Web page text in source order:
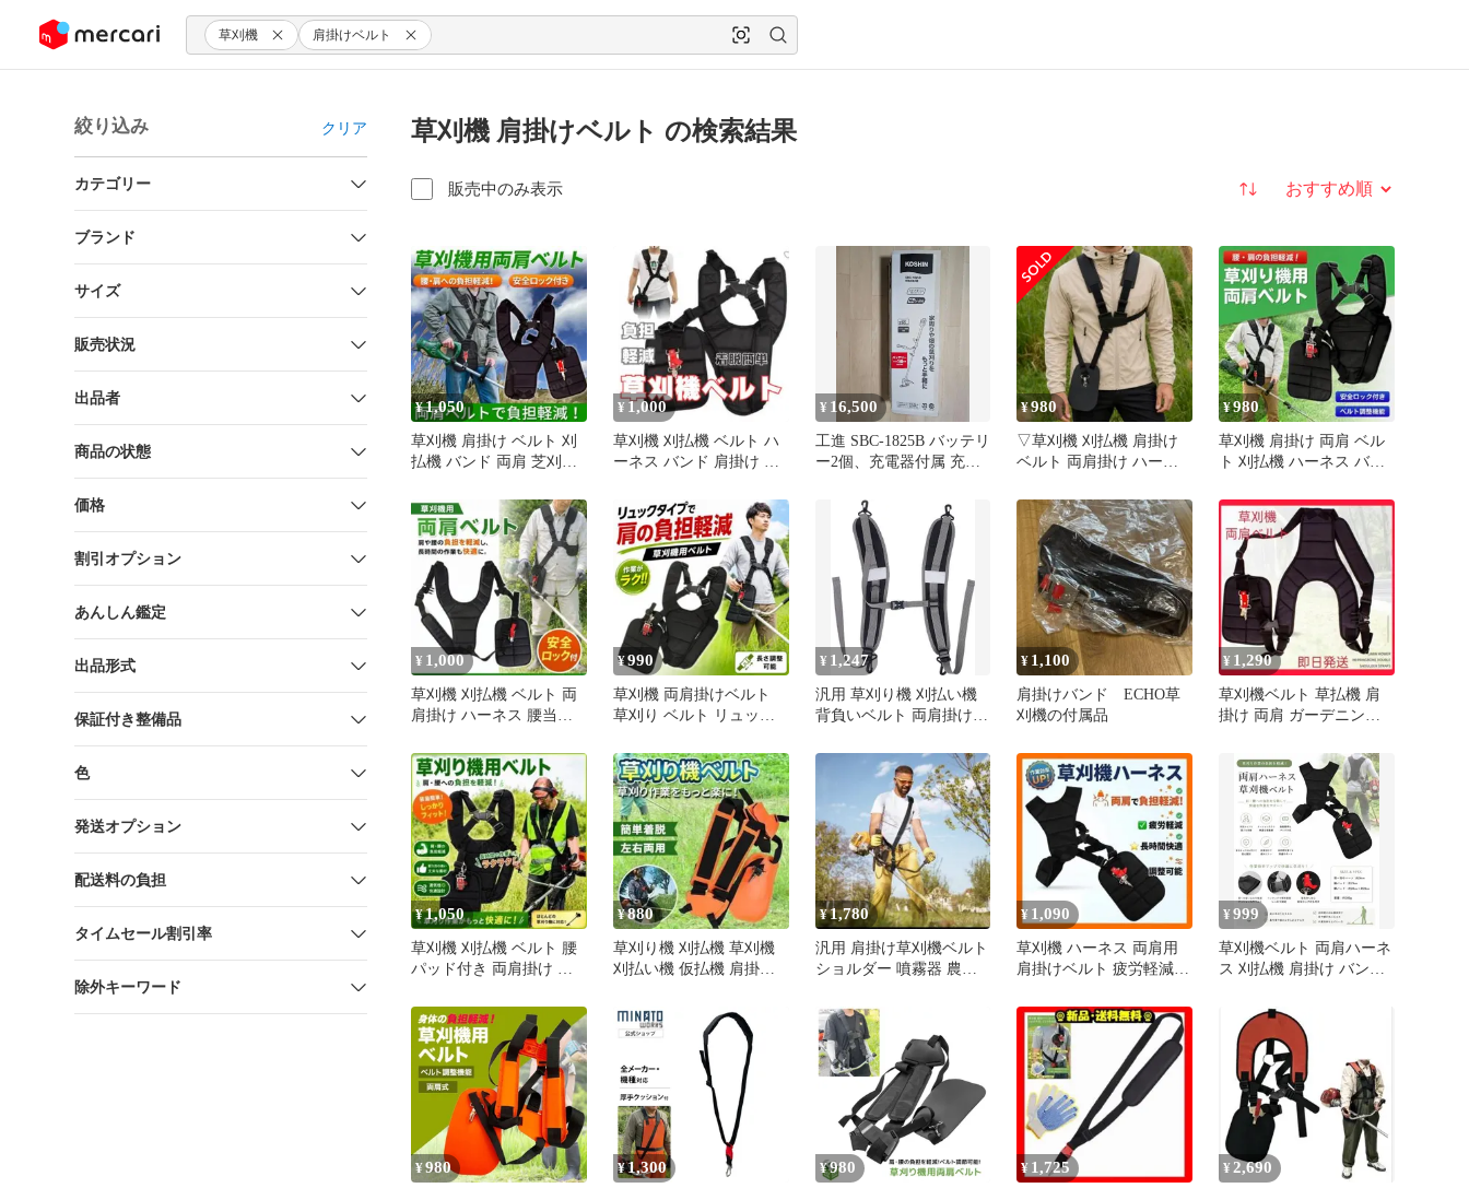
ツにスキップ 草刈機 肩掛けベルト
絞り込み クリア
カテゴリー
ブランド
サイズ
販売状況
出品者
商品の状態
価格
割引オプション
あんしん鑑定
出品形式
保証付き整備品
色
発送オプション
配送料の負担
タイムセール割引率
除外キーワード
草刈機 肩掛けベルト の検索結果
販売中のみ表示 並び替え
¥1,050
草刈機 肩掛け ベルト 刈
払機 バンド 両肩 芝刈り
¥ 1,000
草刈機 刈払機 ベルト ハ
ーネス バンド 肩掛け 草
ルト
¥ 16,500
工進 SBC-1825B バッテリ
ー2個、充電器付属 充電
¥980
▽草刈機 刈払機 肩掛け
ベルト 両肩掛け ハーネ
¥980
草刈機 肩掛け 両肩 ベル
ト 刈払機 ハーネス バン
¥ 1,000
草刈機 刈払機 ベルト 両
肩掛け ハーネス 腰当て
ク
¥990
草刈機 両肩掛けベルト
草刈り ベルト リュック
田畑
¥ 1,247
汎用 草刈り機 刈払い機
背負いベルト 両肩掛けベ
ーネス ショルダーバッグ
バックパック ドライバッ
グ[定形外郵便、送料無
料]mer002
¥ 1,100
肩掛けバンド ECHO草
刈機の付属品
¥ 1,290
草刈機ベルト 草払機 肩
掛け 両肩 ガーデニング
¥1,050
草刈機 刈払機 ベルト 腰
パッド付き 両肩掛け サ
ック付
¥880
草刈り機 刈払機 草刈機
刈払い機 仮払機 肩掛け
ド
¥1,780
汎用 肩掛け草刈機ベルト
ショルダー 噴霧器 農機
付き
¥ 1,090
草刈機 ハーネス 両肩用
肩掛けベルト 疲労軽減
刈り
¥999
草刈機ベルト 両肩ハーネ
ス 刈払機 肩掛け バンド
¥980 ¥1,300 ¥980 ¥ 1,725 ¥ 2,690